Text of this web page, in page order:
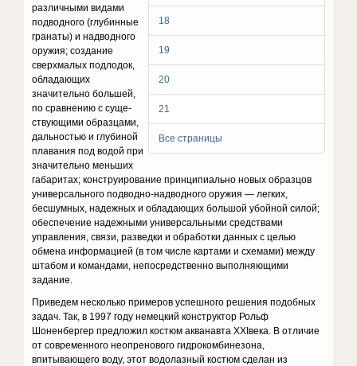
18
19
20
21
Все страницы
различными видами
подводного (глубинные
гранаты) и надводного
оружия; создание
сверхмалых подлодок,
обладающих
значительно большей,
по сравнению с суще­
ствующими образцами,
дальностью и глубиной
плавания под водой при
значительно меньших
габаритах; конструирование принципи­ально новых образцов
универсального подводно-надводного ору­жия — легких,
бесшумных, надежных и обладающих большой убой­ной силой;
обеспечение надежными универсальными средствами
управления, связи, разведки и обработки данных с целью
обмена ин­формацией (в том числе картами и схемами) между
штабом и коман­дами, непосредственно выполняющими
задание.
Приведем несколько примеров успешного решения подобных
за­дач. Так, в 1997 году немецкий конструктор Рольф
Шоненбергер пред­ложил костюм акванавта XXIвека. В отличие
от современного неопренового гидрокомбинезона,
впитывающего воду, этот водолазный костюм сделан из